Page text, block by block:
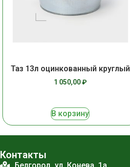
Таз 13л оцинкованный круглый
1 050,00₽
В корзину
Контакты
Белгород, ул. Конева, 1а